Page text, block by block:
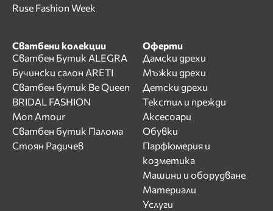
Ruse Fashion Week
Сватбени колекции
Сватбен Бутик ALEGRA
Бучински салон ARETI
Сватбен бутик Be Queen
BRIDAL FASHION
Mon Amour
Сватбен бутик Палома
Стоян Радичев
Оферти
Дамски дрехи
Мъжки дрехи
Детски дрехи
Текстил и прежди
Аксесоари
Обувки
Парфюмерия и
козметика
Машини и оборудване
Материали
Услуги